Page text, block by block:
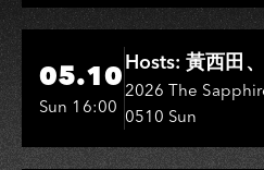
Hi-Ing Music Hall
05.10
Sun 16:00
Hosts: 黃西田
Entertainers:
敏、王彩樺、
彬、邵大倫、
2026 The
0510 Sun